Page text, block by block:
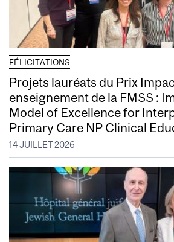
FÉLICITATIONS
Projets lauréats du Prix
enseignement de la FMSS :
Model of Excellence for
Primary Care NP Clinical
14 JUILLET 2026